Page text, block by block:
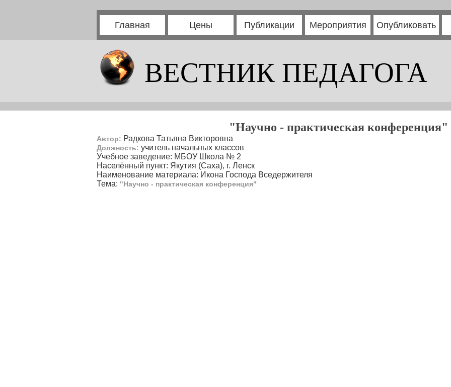
Главная Цены Публикации Мероприятия Опубликовать
ВЕСТНИК ПЕДАГОГА
"Научно - практическая конференция"
Автор: Радкова Татьяна Викторовна
Должность: учитель начальных классов
Учебное заведение: МБОУ Школа № 2
Населённый пункт: Якутия (Саха), г. Ленск
Наименование материала: Икона Господа Вседержителя
Тема: "Научно - практическая конференция"